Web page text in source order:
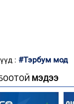
: #Тэрбум мод
МЭДЭЭ